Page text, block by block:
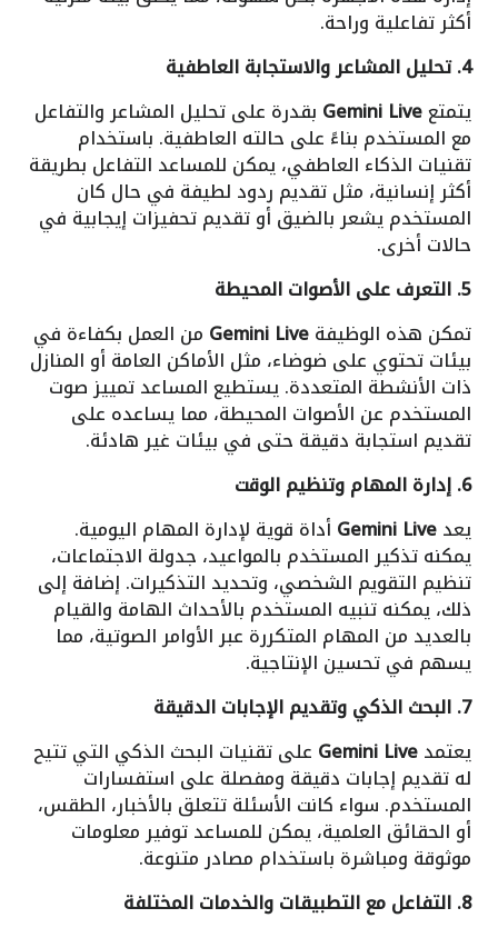
أكثر تفاعلية وراحة.
4. تحليل المشاعر والاستجابة العاطفية
يتمتعGemini Live بقدرة على تحليل المشاعر والتفاعل
مع المستخدم بناءً على حالته العاطفية. باستخدام
تقنيات الذكاء العاطفي، يمكن للمساعد التفاعل بطريقة
أكثر إنسانية، مثل تقديم ردود لطيفة في حال كان
المستخدم يشعر بالضيق أو تقديم تحفيزات إيجابية في
حالات أخرى.
5. التعرف على الأصوات المحيطة
تمكن هذه الوظيفةGemini Live من العمل بكفاءة في
بيئات تحتوي على ضوضاء، مثل الأماكن العامة أو المنازل
ذات الأنشطة المتعددة. يستطيع المساعد تمييز صوت
المستخدم عن الأصوات المحيطة، مما يساعده على
تقديم استجابة دقيقة حتى في بيئات غير هادئة.
6. إدارة المهام وتنظيم الوقت
يعدGemini Live أداة قوية لإدارة المهام اليومية.
يمكنه تذكير المستخدم بالمواعيد، جدولة الاجتماعات،
تنظيم التقويم الشخصي، وتحديد التذكيرات. إضافة إلى
ذلك، يمكنه تنبيه المستخدم بالأحداث الهامة والقيام
بالعديد من المهام المتكررة عبر الأوامر الصوتية، مما
يسهم في تحسين الإنتاجية.
7. البحث الذكي وتقديم الإجابات الدقيقة
يعتمدGemini Live على تقنيات البحث الذكي التي تتيح
له تقديم إجابات دقيقة ومفصلة على استفسارات
المستخدم. سواء كانت الأسئلة تتعلق بالأخبار، الطقس،
أو الحقائق العلمية، يمكن للمساعد توفير معلومات
موثوقة ومباشرة باستخدام مصادر متنوعة.
8. التفاعل مع التطبيقات والخدمات المختلفة